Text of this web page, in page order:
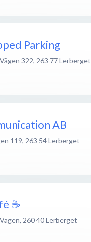
Parking
322, 263 77Lerberget
AB
119, 263 54Lerberget
☕
, 260 40Lerberget